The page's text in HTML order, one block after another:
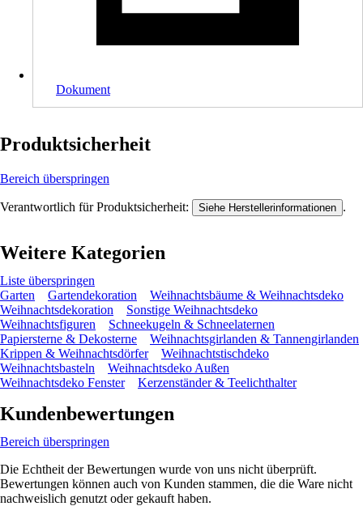
Dokument
Produktsicherheit
Bereich überspringen
Verantwortlich für Produktsicherheit: Siehe Herstellerinformationen .
Weitere Kategorien
Liste überspringen
Garten
Gartendekoration
Weihnachtsbäume & Weihnachtsdeko
Weihnachtsdekoration
Sonstige Weihnachtsdeko
Weihnachtsfiguren
Schneekugeln & Schneelaternen
Papiersterne & Dekosterne
Weihnachtsgirlanden & Tannengirlanden
Krippen & Weihnachtsdörfer
Weihnachtstischdeko
Weihnachtsbasteln
Weihnachtsdeko Außen
Weihnachtsdeko Fenster
Kerzenständer & Teelichthalter
Kundenbewertungen
Bereich überspringen
Die Echtheit der Bewertungen wurde von uns nicht überprüft.
Bewertungen können auch von Kunden stammen, die die Ware nicht
nachweislich genutzt oder gekauft haben.